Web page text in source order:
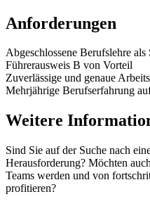
Anforderungen
Abgeschlossene Berufslehre
Führerausweis B von Vorteil
Zuverlässige und genaue
Mehrjährige Berufserfahrung
Weitere
Sind Sie auf der Suche nach
Herausforderung? Möchten
Teams werden und von
profitieren?